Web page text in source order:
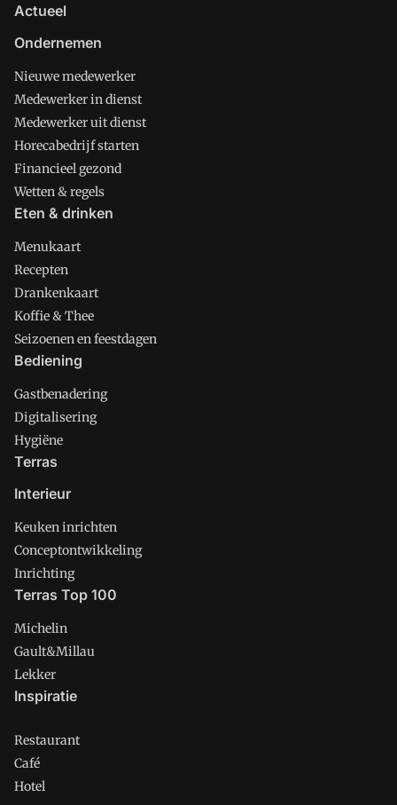
Actueel
Ondernemen
Nieuwe medewerker
Medewerker in dienst
Medewerker uit dienst
Horecabedrijf starten
Financieel gezond
Wetten & regels
Eten & drinken
Menukaart
Recepten
Drankenkaart
Koffie & Thee
Seizoenen en feestdagen
Bediening
Gastbenadering
Digitalisering
Hygiëne
Terras
Interieur
Keuken inrichten
Conceptontwikkeling
Inrichting
Terras Top 100
Michelin
Gault&Millau
Lekker
Inspiratie
Restaurant
Café
Hotel